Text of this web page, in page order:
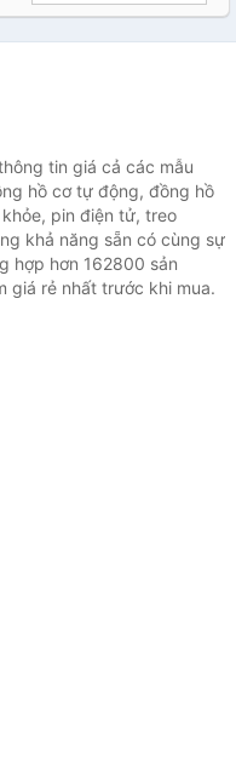
tin giá cả các mẫu
hồ cơ tự động, đồng hồ
pin điện tử, treo
khả năng sẵn có cùng sự
hợp hơn 162800 sản
giá rẻ nhất trước khi mua.